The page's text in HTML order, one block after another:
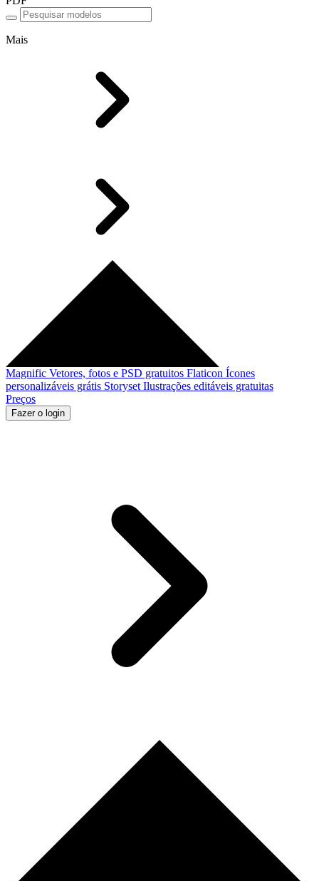
Mais
Magnific Vetores, fotos e PSD gratuitos Flaticon Ícones
personalizáveis grátis Storyset Ilustrações editáveis gratuitas
Preços
Fazer o login